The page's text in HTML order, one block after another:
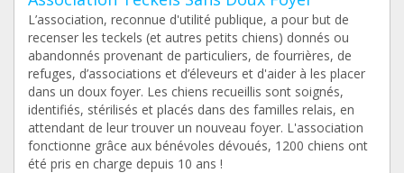
L’association, reconnue d'utilité publique, a pour but de
recenser les teckels (et autres petits chiens) donnés ou
abandonnés provenant de particuliers, de fourrières, de
refuges, d’associations et d’éleveurs et d'aider à les placer
dans un doux foyer. Les chiens recueillis sont soignés,
identifiés, stérilisés et placés dans des familles relais, en
attendant de leur trouver un nouveau foyer. L'association
fonctionne grâce aux bénévoles dévoués, 1200 chiens ont
été pris en charge depuis 10 ans !